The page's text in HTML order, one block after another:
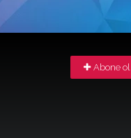
Abone ol